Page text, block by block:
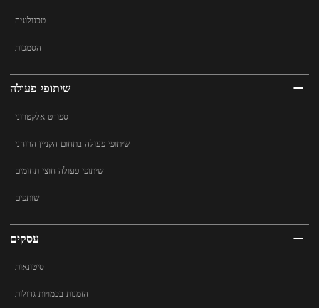
טכנולוגיה
הסמכות
שיתופי פעולה
ספורט אלקטרוני
שיתופי פעולה בתחום הקניין הרוחני
שיתופי פעולה חוצי תחומים
שותפים
עסקים
סיטונאות
הזמנות בכמויות גדולות